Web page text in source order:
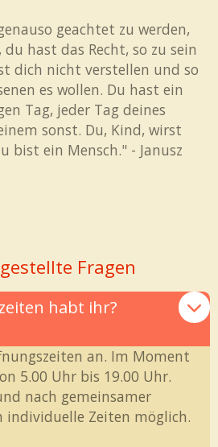
geachtet zu werden,
hast das Recht, so zu sein
dich nicht verstellen und so
es wollen. Du hast ein
Tag, jeder Tag deines
sonst. Du, Kind, wirst
bist ein Mensch." - Janusz
Fragen
habt ihr?
an. Im Moment
5.00 Uhr bis 19.00 Uhr.
nach gemeinsamer
individuelle Zeiten möglich.